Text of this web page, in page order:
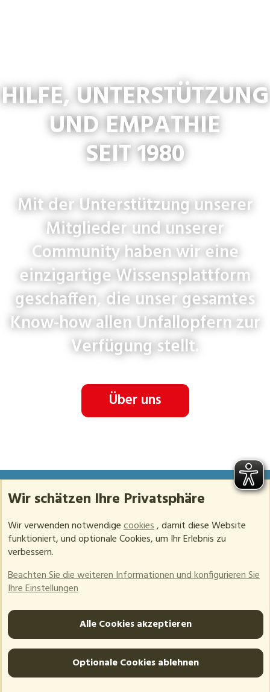
HILFE, UNTERSTÜTZUNG
UND EMPATHIE
SEIT 1980
Mit der Unterstützung unserer
Mitglieder und unserer
Community haben wir eine
einzigartige Wissensplattform
geschaffen, die unser gesamtes
Know-how allen Unfallopfern zur
Verfügung stellt.
Über uns
Mail:info@unfallopfer-hilfswerk.de
Mo – Do: 09:00 – 16:00 Uhr
Fr, Sa & So: Geschlossen
Inhaltsverzeichnis
Barrierefreiheit
Datenschutz
Kündigung
Community platform by XenForo® © 2010-2026 XenForo
Ltd.-Deutsch von xenDach©2010-2017
Wir schätzen Ihre Privatsphäre
Wir verwenden notwendigecookies, damit diese Website
funktioniert, und optionale Cookies, um Ihr Erlebnis zu
verbessern.
Beachten Sie die weiteren Informationen und konfigurieren Sie
Ihre Einstellungen
Alle Cookies akzeptieren
Optionale Cookies ablehnen